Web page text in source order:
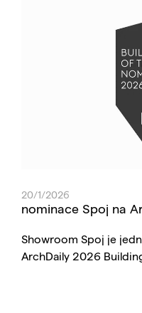
20/1/2026
nominace Spoj na
Showroom Spoj je
ArchDaily 2026